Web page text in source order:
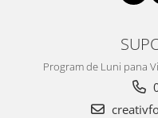
Accesorii pictura pe fata
Program de Luni pana